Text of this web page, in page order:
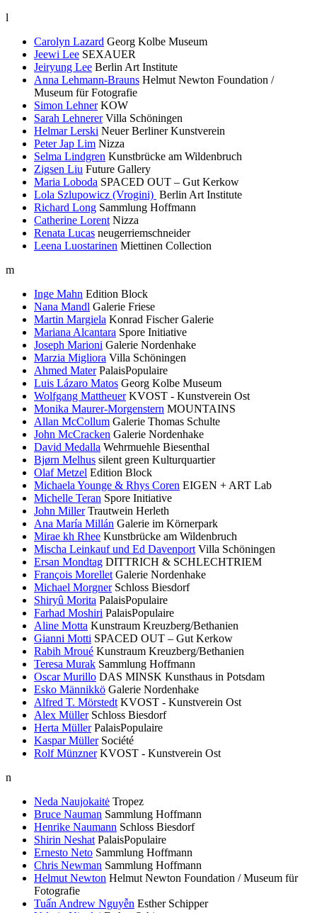
l
Carolyn Lazard Georg Kolbe Museum
Jeewi Lee SEXAUER
Jeiryung Lee Berlin Art Institute
Anna Lehmann-Brauns Helmut Newton Foundation /
Museum für Fotografie
Simon Lehner KOW
Sarah Lehnerer Villa Schöningen
Helmar Lerski Neuer Berliner Kunstverein
Peter Jap Lim Nizza
Selma Lindgren Kunstbrücke am Wildenbruch
Zigsen Liu Future Gallery
Maria Loboda SPACED OUT – Gut Kerkow
Lola Szlupowicz (Vrogini) Berlin Art Institute
Richard Long Sammlung Hoffmann
Catherine Lorent Nizza
Renata Lucas neugerriemschneider
Leena Luostarinen Miettinen Collection
m
Inge Mahn Edition Block
Nana Mandl Galerie Friese
Martin Margiela Konrad Fischer Galerie
Mariana Alcantara Spore Initiative
Joseph Marioni Galerie Nordenhake
Marzia Migliora Villa Schöningen
Ahmed Mater PalaisPopulaire
Luis Lázaro Matos Georg Kolbe Museum
Wolfgang Mattheuer KVOST - Kunstverein Ost
Monika Maurer-Morgenstern MOUNTAINS
Allan McCollum Galerie Thomas Schulte
John McCracken Galerie Nordenhake
David Medalla Wehrmuehle Biesenthal
Bjørn Melhus silent green Kulturquartier
Olaf Metzel Edition Block
Michaela Younge & Rhys Coren EIGEN + ART Lab
Michelle Teran Spore Initiative
John Miller Trautwein Herleth
Ana María Millán Galerie im Körnerpark
Mirae kh Rhee Kunstbrücke am Wildenbruch
Mischa Leinkauf und Ed Davenport Villa Schöningen
Ersan Mondtag DITTRICH & SCHLECHTRIEM
François Morellet Galerie Nordenhake
Michael Morgner Schloss Biesdorf
Shiryû Morita PalaisPopulaire
Farhad Moshiri PalaisPopulaire
Aline Motta Kunstraum Kreuzberg/Bethanien
Gianni Motti SPACED OUT – Gut Kerkow
Rabih Mroué Kunstraum Kreuzberg/Bethanien
Teresa Murak Sammlung Hoffmann
Oscar Murillo DAS MINSK Kunsthaus in Potsdam
Esko Männikkö Galerie Nordenhake
Alfred T. Mörstedt KVOST - Kunstverein Ost
Alex Müller Schloss Biesdorf
Herta Müller PalaisPopulaire
Kaspar Müller Société
Rolf Münzner KVOST - Kunstverein Ost
n
Neda Naujokaitė Tropez
Bruce Nauman Sammlung Hoffmann
Henrike Naumann Schloss Biesdorf
Shirin Neshat PalaisPopulaire
Ernesto Neto Sammlung Hoffmann
Chris Newman Sammlung Hoffmann
Helmut Newton Helmut Newton Foundation / Museum für
Fotografie
Tuấn Andrew Nguyễn Esther Schipper